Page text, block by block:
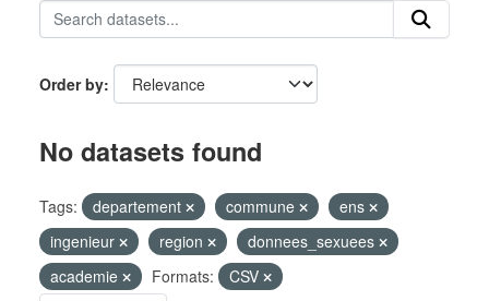
Order by
No datasets found
Tags: departement commune
ens
ingenieur
region
donnees_sexuees
academie
Formats: CSV